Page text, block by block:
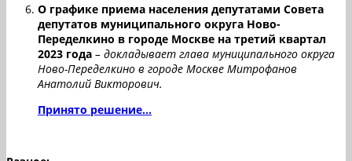
О графике приема населения депутатами Совета
депутатов муниципального округа Ново-
Переделкино в городе Москве на третий квартал
2023 года – докладывает глава муниципального округа
Ново-Переделкино в городе Москве Митрофанов
Анатолий Викторович.
Принято решение...